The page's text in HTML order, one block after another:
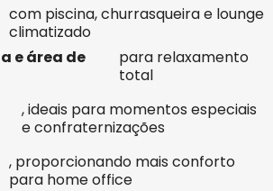
com piscina, churrasqueira e lounge
climatizado
e área de
para relaxamento
total
, ideais para momentos especiais
e confraternizações
, proporcionando mais conforto
para home office